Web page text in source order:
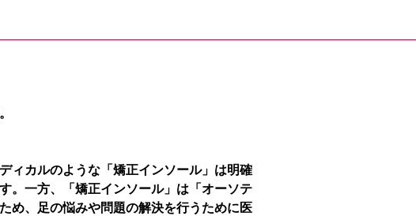
ィカルのような「矯正インソール」は明確
。一方、「矯正インソール」は「オーソテ
め、足の悩みや問題の解決を行うために医